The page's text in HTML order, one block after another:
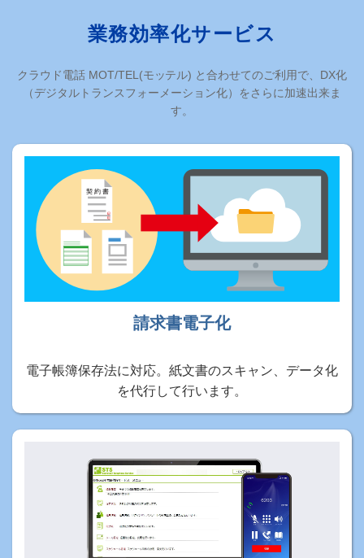
業務効率化サービス
クラウド電話 MOT/TEL(モッテル) と合わせてのご利用で、DX化
（デジタルトランスフォーメーション化）をさらに加速出来ま
す。
請求書電子化
電子帳簿保存法に対応。紙文書のスキャン、データ化
を代行して行います。